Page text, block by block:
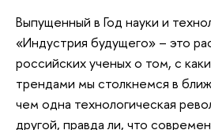
Выпущенный в Год науки и
«Индустрия будущего» – это
российских ученых о том, с
трендами мы столкнемся в
чем одна технологическая
другой, правда ли, что